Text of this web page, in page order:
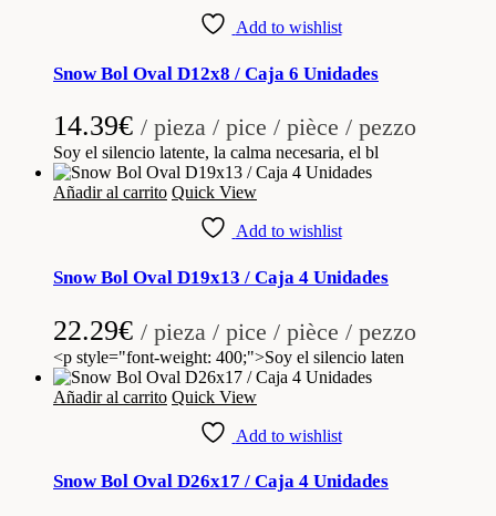
Add to wishlist
Snow Bol Oval D12x8 / Caja 6 Unidades
14.39€ / pieza / pice / pièce / pezzo
Soy el silencio latente, la calma necesaria, el bl
Añadir al carrito Quick View
Add to wishlist
Snow Bol Oval D19x13 / Caja 4 Unidades
22.29€ / pieza / pice / pièce / pezzo
<p style="font-weight: 400;">Soy el silencio laten
Añadir al carrito Quick View
Add to wishlist
Snow Bol Oval D26x17 / Caja 4 Unidades